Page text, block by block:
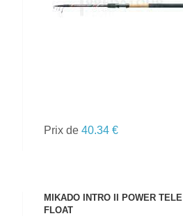
Prix de40.34 €
MIKADO INTRO II POWER TELE
FLOAT